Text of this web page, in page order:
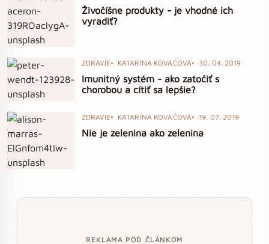
Živočíšne produkty - je vhodné ich
vyradiť?
ZDRAVIE KATARÍNA KOVÁČOVÁ 30. 04. 2019
Imunitný systém - ako zatočiť s
chorobou a cítiť sa lepšie?
ZDRAVIE KATARÍNA KOVÁČOVÁ 19. 07. 2019
Nie je zelenina ako zelenina
REKLAMA POD ČLÁNKOM